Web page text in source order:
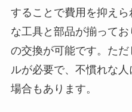
することで費用を抑え
な工具と部品が揃って
の交換が可能です。た
ルが必要で、不慣れな
場合もあります。